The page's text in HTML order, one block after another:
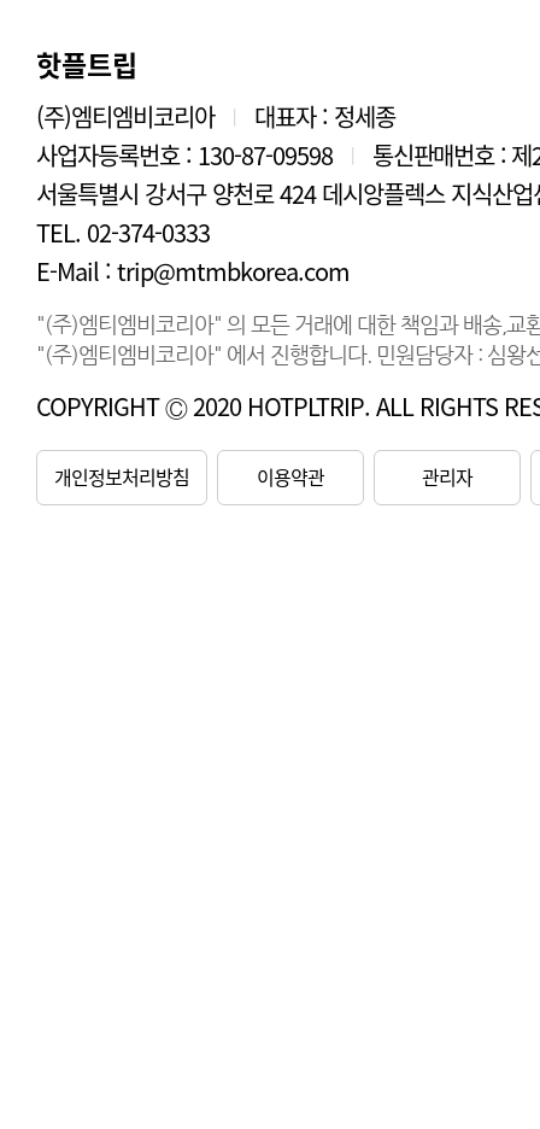
핫플트립
(주)엠티엠비코리아 |
대표자 : 정세종
사업자등록번호 : 130-87-09598
|
통신판매번호 :
서울특별시 강서구 양천로 424 데시앙플렉스 지식산
TEL. 02-374-0333
E-Mail : trip@mtmbkorea.com
"(주)엠티엠비코리아" 의 모든 거래에 대한 책임과 배송,교
"(주)엠티엠비코리아" 에서 진행합니다. 민원담당자 : 심
COPYRIGHT Ⓒ 2020 HOTPLTRIP. ALL RIGHTS
개인정보처리방침 이용약관 관리자